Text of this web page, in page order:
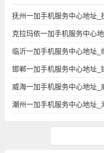
抚州一加手机服务中心地址
克拉玛依一加手机服务中心
临沂一加手机服务中心地址
邯郸一加手机服务中心地址
威海一加手机服务中心地址
潮州一加手机服务中心地址